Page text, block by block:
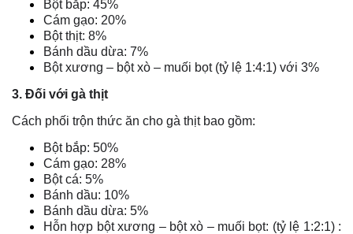
Bột bắp: 45%
Cám gạo: 20%
Bột thịt: 8%
Bánh dầu dừa: 7%
Bột xương – bột xò – muối bọt (tỷ lệ 1:4:1) với 3%
3. Đối với gà thịt
Cách phối trộn thức ăn cho gà thịt bao gồm:
Bột bắp: 50%
Cám gạo: 28%
Bột cá: 5%
Bánh dầu: 10%
Bánh dầu dừa: 5%
Hỗn hợp bột xương – bột xò – muối bọt: (tỷ lệ 1:2:1) :